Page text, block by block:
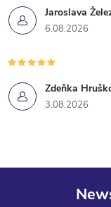
Jaroslava
6.08.2026
Zdeňka
3.08.2026